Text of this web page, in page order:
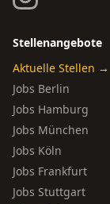
Stellenangebote
Aktuelle Stellen →
Jobs Berlin
Jobs Hamburg
Jobs München
Jobs Köln
Jobs Frankfurt
Jobs Stuttgart